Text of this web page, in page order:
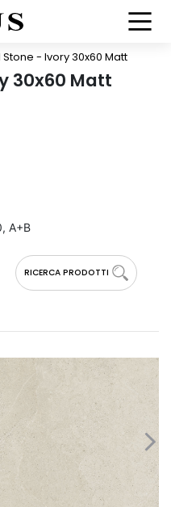
- Ivory 30x60 Matt
30x60 Matt
RICERCA PRODOTTI
A+B